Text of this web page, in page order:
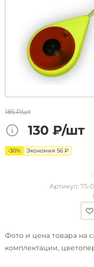
185 ₽/шт
130 ₽/шт
-30% Экономия 56 ₽
☆★
Артикул: 75-
Фото и цена товара на
комплектации,